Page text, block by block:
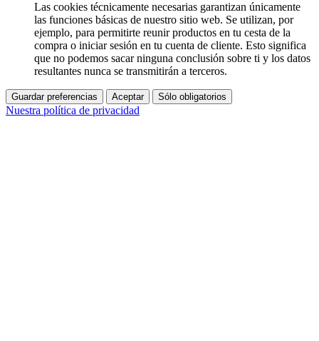
Las cookies técnicamente necesarias garantizan únicamente
las funciones básicas de nuestro sitio web. Se utilizan, por
ejemplo, para permitirte reunir productos en tu cesta de la
compra o iniciar sesión en tu cuenta de cliente. Esto significa
que no podemos sacar ninguna conclusión sobre ti y los datos
resultantes nunca se transmitirán a terceros.
Guardar preferencias Aceptar Sólo obligatorios
Nuestra política de privacidad